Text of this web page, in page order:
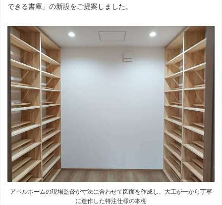
できる書庫」の新設をご提案しました。
アベルホームの現場監督が寸法に合わせて図面を作成し、大工が一から丁寧
に造作した特注仕様の本棚